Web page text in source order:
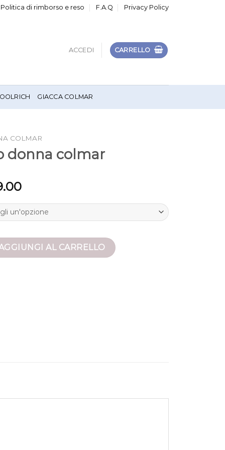
Politica di rimborso e reso F.A.Q Privacy Policy
ACCEDI CARRELLO
GIACCA COLMAR
COLMAR
donna colmar
quantitàAL CARRELLO